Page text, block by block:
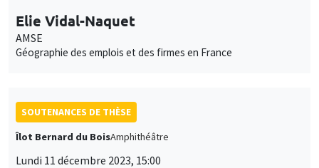
Elie Vidal-Naquet
AMSE
Géographie des emplois et des firmes en France
SOUTENANCES DE THÈSE
Îlot Bernard du BoisAmphithéâtre
Lundi 11 décembre 2023, 15:00